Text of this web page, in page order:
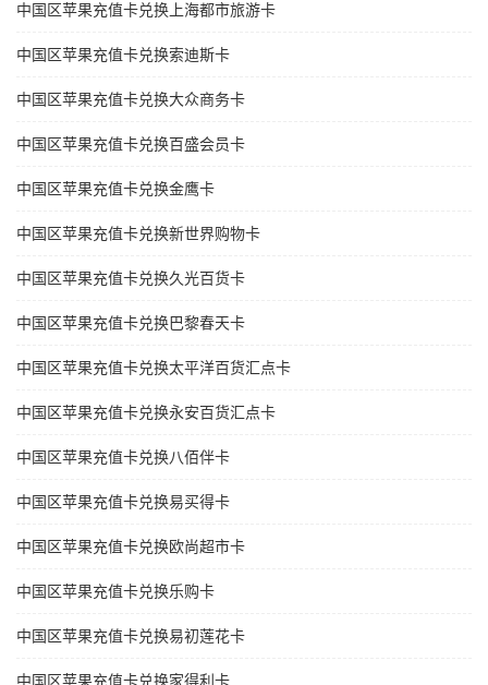
中国区苹果充值卡兑换上海都市旅游卡
中国区苹果充值卡兑换索迪斯卡
中国区苹果充值卡兑换大众商务卡
中国区苹果充值卡兑换百盛会员卡
中国区苹果充值卡兑换金鹰卡
中国区苹果充值卡兑换新世界购物卡
中国区苹果充值卡兑换久光百货卡
中国区苹果充值卡兑换巴黎春天卡
中国区苹果充值卡兑换太平洋百货汇点卡
中国区苹果充值卡兑换永安百货汇点卡
中国区苹果充值卡兑换八佰伴卡
中国区苹果充值卡兑换易买得卡
中国区苹果充值卡兑换欧尚超市卡
中国区苹果充值卡兑换乐购卡
中国区苹果充值卡兑换易初莲花卡
中国区苹果充值卡兑换家得利卡